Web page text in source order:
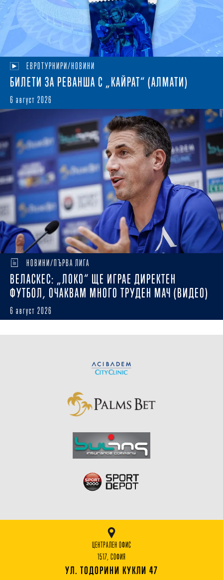
ЕВРОТУРНИРИ/НОВИНИ
БИЛЕТИ ЗА РЕВАНША С „КАЙРАТ“ (АЛМАТИ)
6 август 2026
НОВИНИ/ПЪРВА ЛИГА
ВЕЛАСКЕС: „ЛОКО“ ЩЕ ИГРАЕ ДИРЕКТЕН
ФУТБОЛ, ОЧАКВАМ МНОГО ТРУДЕН МАЧ (ВИДЕО)
6 август 2026
ЦЕНТРАЛЕН ОФИС
1517, СОФИЯ
УЛ. ТОДОРИНИ КУКЛИ 47